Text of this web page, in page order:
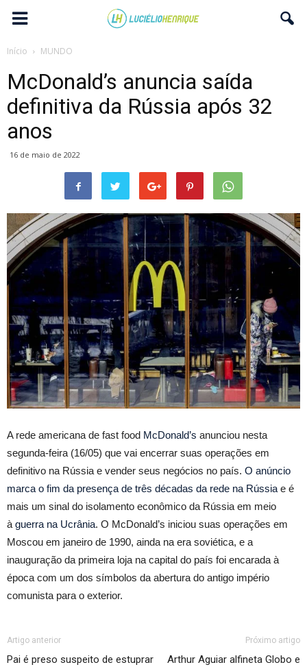
Início MUNDO
McDonald’s anuncia saída
definitiva da Rússia após 32
anos
16 de maio de 2022
A rede americana de fast food McDonald’s anunciou nesta
segunda-feira (16/05) que vai encerrar suas operações em
definitivo na Rússia e vender seus negócios no país. O anúncio
marca o fim da presença de três décadas da rede na Rússia e é
mais um sinal do isolamento econômico da Rússia em meio
à guerra na Ucrânia. O McDonald’s iniciou suas operações em
Moscou em janeiro de 1990, ainda na era soviética, e a
inauguração da primeira loja na capital do país foi encarada à
época com um dos símbolos da abertura do antigo império
comunista para o exterior.
Artigo anterior
Pai é preso suspeito de estuprar
Próximo artigo
Arthur Aguiar alfineta Globo e